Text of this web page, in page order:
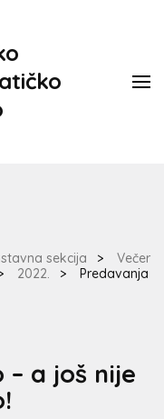
sekcija >
Večer
2022. > Predavanja
a još nije